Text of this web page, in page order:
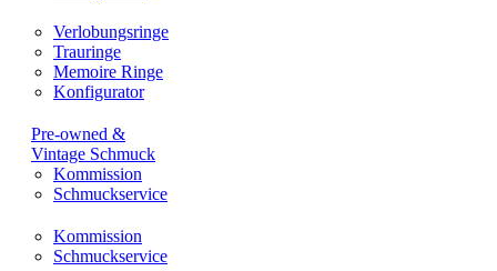
Verlobungsringe
Trauringe
Memoire Ringe
Konfigurator
Pre-owned &
Vintage Schmuck
Kommission
Schmuckservice
Kommission
Schmuckservice